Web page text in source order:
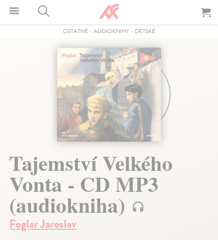
OSTATNÉ - AUDIOKNIHY - DETSKÉ
Tajemství Velkého
Vonta - CD MP3
(audiokniha)
Foglar Jaroslav